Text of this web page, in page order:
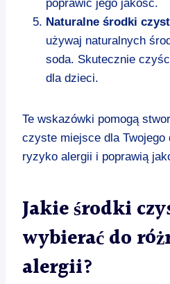
poprawić jego jakość.
Naturalne środki
używaj naturalnych
soda. Skutecznie
dla dzieci.
Te wskazówki pomogą
czyste miejsce dla
ryzyko alergii i poprawią
Jakie środki
wybierać do
alergii?